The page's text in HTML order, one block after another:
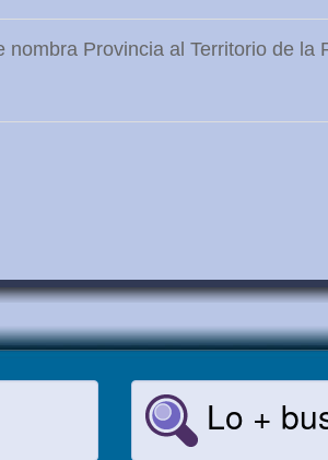
nombra Provincia al Territorio de la
Lo +